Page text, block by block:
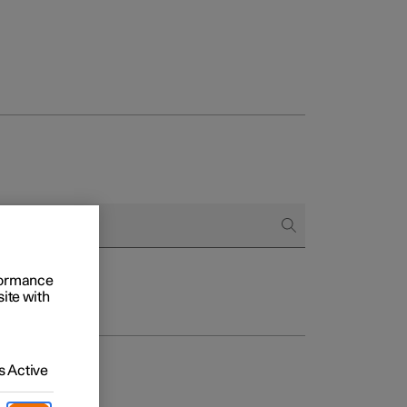
de financement
en nature
with
Active